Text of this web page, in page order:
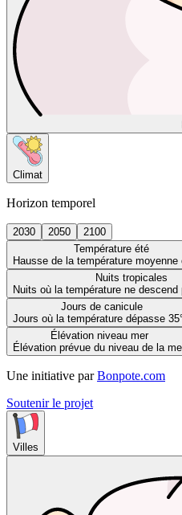
Climat
Horizon temporel
2030 2050
2100
Température été
Hausse de la température moyenne
Nuits tropicales
Nuits où la température ne descend
Jours de canicule
Jours où la température dépasse
Élévation niveau mer
Élévation prévue du niveau de la
Une initiative par Bonpote.com
Soutenir le projet
Villes